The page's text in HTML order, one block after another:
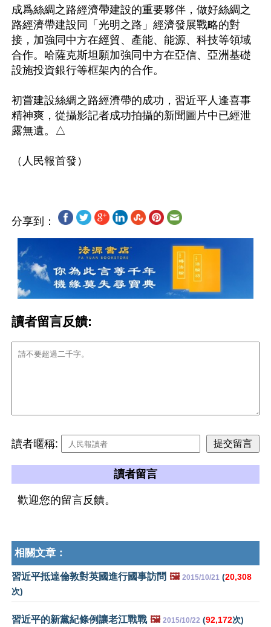
成爲絲綢之路經濟帶建設的重要夥伴，做好絲綢之
路經濟帶建設同「光明之路」經濟發展戰略的對
接，加強同中方在經貿、產能、能源、科技等領域
合作。哈薩克斯坦願加強同中方在亞信、亞洲基礎
設施投資銀行等框架內的合作。
初嘗建設絲綢之路經濟帶的成功，習近平人逢喜事
精神爽，從攝影記者成功拍攝的新聞圖片中已經泄
露無遺。△
分享到：
讀者留言反饋:
讀者暱稱:
讀者留言
歡迎您的留言反饋。
相關文章：
習近平抵達倫敦對英國進行國事訪問 🖼️ 2015/10/21 (20,308
次)
習近平的新黨紀條例讓老江戰戰 🖼️ 2015/10/22 (92,172次)